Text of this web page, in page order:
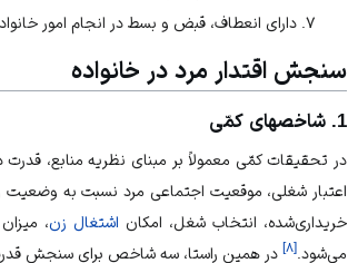
دارای انعطاف، قبض و بسط در انجام امور
سنجش اقتدار مرد در خانواده
1. شاخص‎های کمّی
در تحقیقات کمّی معمولاً بر مبنای نظریه منابع،
اعتبار شغلی، موقعیت اجتماعی مرد نسبت به وضعیت
خریداری‏‌شده، انتخاب شغل، امکان اشتغال زن،
می‏‌شود. [۸] در همین راستا، سه شاخص برای سنجش قدرت